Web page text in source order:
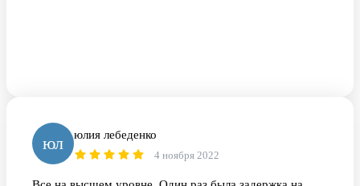
юл юлия лебеденко
4 ноября 2022